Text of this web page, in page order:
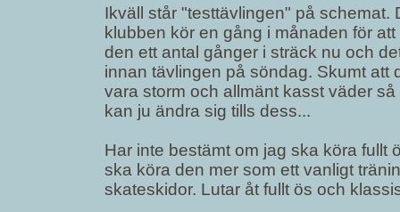
Ikväll står "testtävlingen" på schemat.
klubben kör en gång i månaden för
den ett antal gånger i sträck nu och
innan tävlingen på söndag. Skumt att
vara storm och allmänt kasst väder
kan ju ändra sig tills dess...
Har inte bestämt om jag ska köra fullt
ska köra den mer som ett vanligt
skateskidor. Lutar åt fullt ös och